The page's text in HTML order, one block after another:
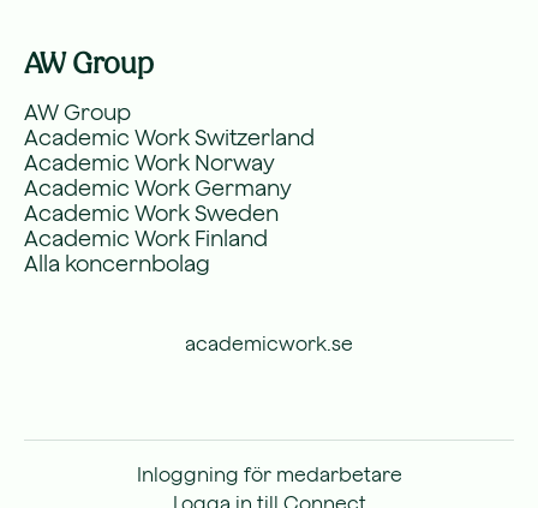
AW Group
AW Group
Academic Work Switzerland
Academic Work Norway
Academic Work Germany
Academic Work Sweden
Academic Work Finland
Alla koncernbolag
academicwork.se
Inloggning för medarbetare
Logga in till Connect